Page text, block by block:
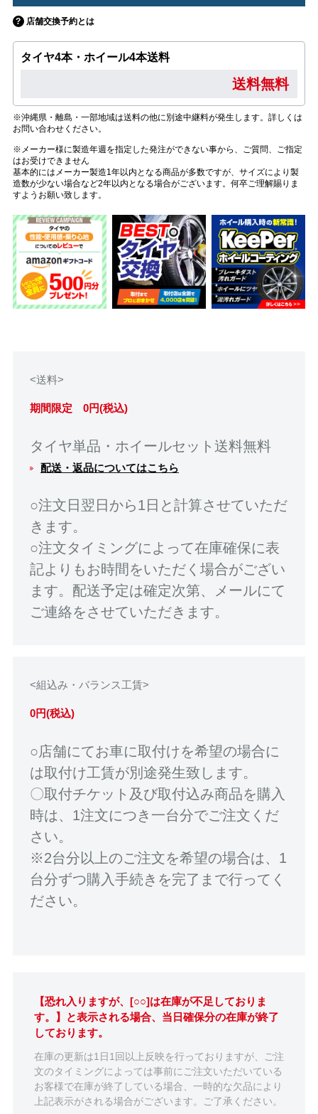
店舗交換予約とは
タイヤ4本・ホイール4本送料
送料無料
※沖縄県・離島・一部地域は送料の他に別途中継料が発生します。詳しくは
お問い合わせください。
※メーカー様に製造年週を指定した発注ができない事から、ご質問、ご指定
はお受けできません
基本的にはメーカー製造1年以内となる商品が多数ですが、サイズにより製
造数が少ない場合など2年以内となる場合がございます。何卒ご理解賜りま
すようお願い致します。
<送料>
期間限定 0円(税込)
タイヤ単品・ホイールセット送料無料
配送・返品についてはこちら
○注文日翌日から1日と計算させていただ
きます。
○注文タイミングによって在庫確保に表
記よりもお時間をいただく場合がござい
ます。配送予定は確定次第、メールにて
ご連絡をさせていただきます。
<組込み・バランス工賃>
0円(税込)
○店舗にてお車に取付けを希望の場合に
は取付け工賃が別途発生致します。
〇取付チケット及び取付込み商品を購入
時は、1注文につき一台分でご注文くだ
さい。
※2台分以上のご注文を希望の場合は、1
台分ずつ購入手続きを完了まで行ってく
ださい。
【恐れ入りますが、[○○]は在庫が不足しておりま
す。】と表示される場合、当日確保分の在庫が終了
しております。
在庫の更新は1日1回以上反映を行っておりますが、ご注
文のタイミングによっては事前にご注文いただいている
お客様で在庫が終了している場合、一時的な欠品により
上記表示がされる場合がございます。ご了承ください。